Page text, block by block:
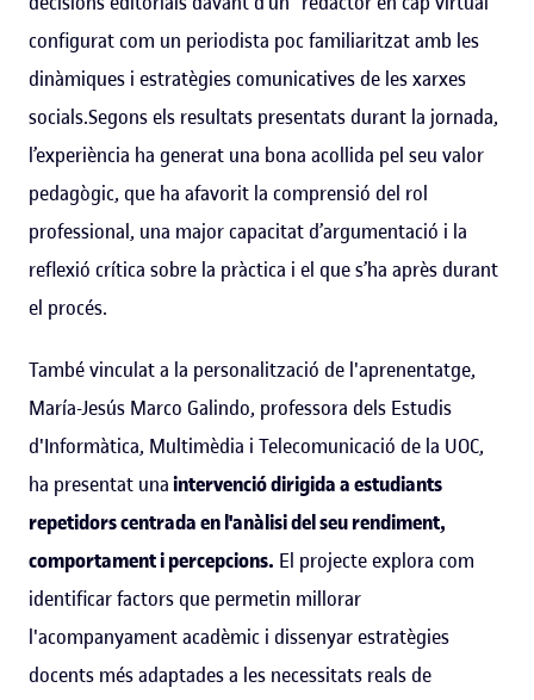
configurat com un periodista poc familiaritzat amb les
dinàmiques i estratègies comunicatives de les xarxes
socials.Segons els resultats presentats durant la jornada,
l’experiència ha generat una bona acollida pel seu valor
pedagògic, que ha afavorit la comprensió del rol
professional, una major capacitat d’argumentació i la
reflexió crítica sobre la pràctica i el que s’ha après durant
el procés.
També vinculat a la personalització de l'aprenentatge,
María-Jesús Marco Galindo, professora dels Estudis
d'Informàtica, Multimèdia i Telecomunicació de la UOC,
ha presentat unaintervenció dirigida a estudiants
repetidors centrada en l'anàlisi del seu rendiment,
comportament i percepcions. El projecte explora com
identificar factors que permetin millorar
l'acompanyament acadèmic i dissenyar estratègies
docents més adaptades a les necessitats reals de